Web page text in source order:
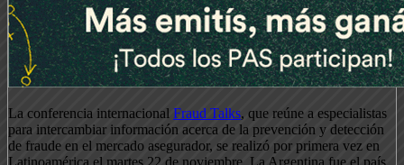
La conferencia internacional Fraud Talks, que reúne a especialistas
para intercambiar información acerca de la prevención y detección
de fraude en el mercado asegurador, se realizó por primera vez en
Latinoamérica el martes 22 de noviembre. La Argentina fue el país